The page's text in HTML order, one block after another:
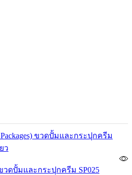
วดปั้มและกระปุกครีม SP025